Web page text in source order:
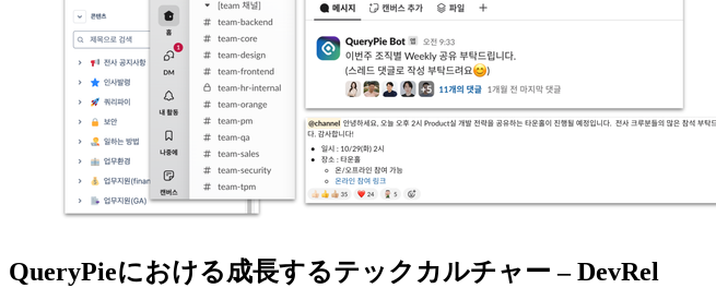
QueryPieにおける成長するテックカルチャー – DevRel